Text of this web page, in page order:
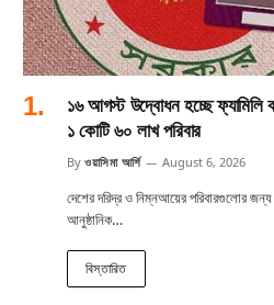
১৬ আগস্ট উদ্বোধন হচ্ছে ফ্যামিলি
১ কোটি ৬০ লাখ পরিবার
By ওয়াসিমা আর্শি August 6, 2026
দেশের দরিদ্র ও নিম্নআয়ের পরিবারগুলোর জন্য
আনুষ্ঠানিক…
বিস্তারিত